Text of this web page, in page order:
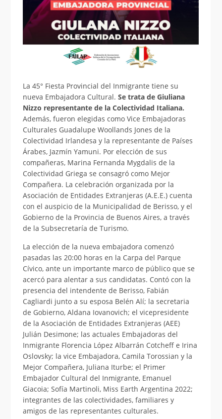
La 45° Fiesta Provincial del Inmigrante tiene su
nueva Embajadora Cultural. Se trata de Giuliana
Nizzo representante de la Colectividad Italiana.
Además, fueron elegidas como Vice Embajadoras
Culturales Guadalupe Woollands Jones de la
Colectividad Irlandesa y la representante de Países
Árabes, Jazmín Yamuni. Por elección de sus
compañeras, Marina Fernanda Mygdalis de la
Colectividad Griega se consagró como Mejor
Compañera. La celebración organizada por la
Asociación de Entidades Extranjeras (A.E.E.) cuenta
con el auspicio de la Municipalidad de Berisso, y el
Gobierno de la Provincia de Buenos Aires, a través
de la Subsecretaría de Turismo.
La elección de la nueva embajadora comenzó
pasadas las 20:00 horas en la Carpa del Parque
Cívico, ante un importante marco de público que se
acercó para alentar a sus candidatas. Contó con la
presencia del intendente de Berisso, Fabián
Cagliardi junto a su esposa Belén Alí; la secretaria
de Gobierno, Aldana Iovanovich; el vicepresidente
de la Asociación de Entidades Extranjeras (AEE)
Julián Desimone; las actuales Embajadoras del
Inmigrante Florencia López Albarrán Cotcheff e Irina
Oslovsky; la vice Embajadora, Camila Torossian y la
Mejor Compañera, Juliana Iturbe; el Primer
Embajador Cultural del Inmigrante, Emanuel
Giacoia; Sofía Martinoli, Miss Earth Argentina 2022;
integrantes de las colectividades, familiares y
amigos de las representantes culturales.